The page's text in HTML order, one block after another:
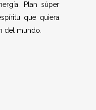
Plan súper
que quiera
del mundo.